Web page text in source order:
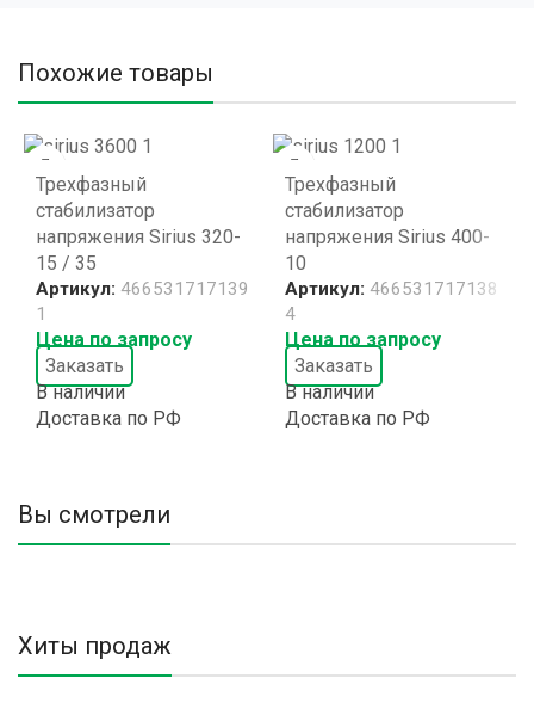
Похожие товары
Трехфазный
стабилизатор
напряжения Sirius 320-
15 / 35
Артикул: 466531717139
1
Цена по запросу
Заказать
В наличии
Доставка по РФ
Трехфазный
стабилизатор
напряжения Sirius 400-
10
Артикул: 466531717138
4
Цена по запросу
Заказать
В наличии
Доставка по РФ
Вы смотрели
Хиты продаж